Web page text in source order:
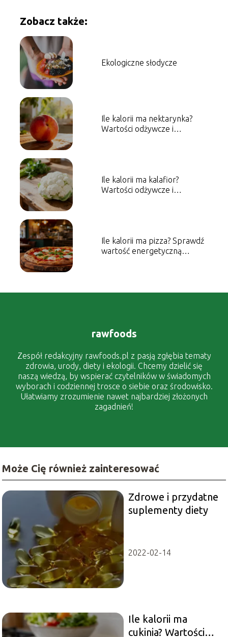
Zobacz także:
Ekologiczne słodycze
Ile kalorii ma nektarynka?
Wartości odżywcze i
Ile kalorii ma kalafior?
Wartości odżywcze i
Ile kalorii ma pizza? Sprawdź
wartość energetyczną
rawfoods
Zespół redakcyjny rawfoods.pl z pasją zgłębia tematy
zdrowia, urody, diety i ekologii. Chcemy dzielić się
naszą wiedzą, by wspierać czytelników w świadomych
wyborach i codziennej trosce o siebie oraz środowisko.
Ułatwiamy zrozumienie nawet najbardziej złożonych
zagadnień!
Może Cię również zainteresować
Zdrowe i przydatne
suplementy diety
2022-02-14
Ile kalorii ma
cukinia? Wartości